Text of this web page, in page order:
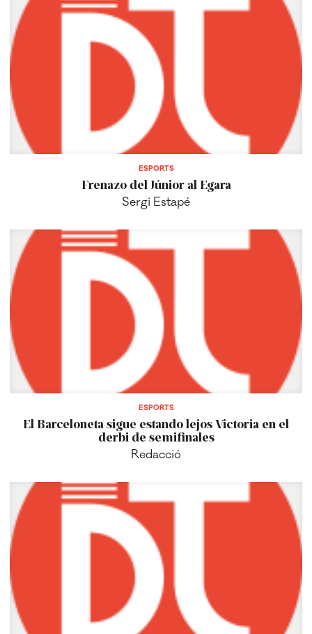
ESPORTS
Frenazo del Júnior al Egara
Sergi Estapé
ESPORTS
El Barceloneta sigue estando lejos Victoria en el
derbi de semifinales
Redacció